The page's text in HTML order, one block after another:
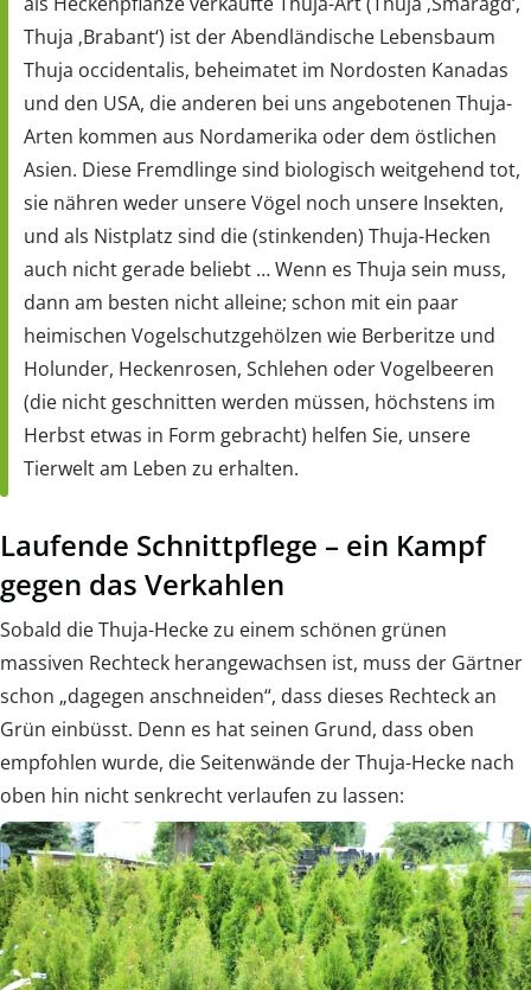
Thuja ‚Brabant‘) ist der Abendländische Lebensbaum
Thuja occidentalis, beheimatet im Nordosten Kanadas
und den USA, die anderen bei uns angebotenen Thuja-
Arten kommen aus Nordamerika oder dem östlichen
Asien. Diese Fremdlinge sind biologisch weitgehend tot,
sie nähren weder unsere Vögel noch unsere Insekten,
und als Nistplatz sind die (stinkenden) Thuja-Hecken
auch nicht gerade beliebt … Wenn es Thuja sein muss,
dann am besten nicht alleine; schon mit ein paar
heimischen Vogelschutzgehölzen wie Berberitze und
Holunder, Heckenrosen, Schlehen oder Vogelbeeren
(die nicht geschnitten werden müssen, höchstens im
Herbst etwas in Form gebracht) helfen Sie, unsere
Tierwelt am Leben zu erhalten.
Laufende Schnittpflege – ein Kampf
gegen das Verkahlen
Sobald die Thuja-Hecke zu einem schönen grünen
massiven Rechteck herangewachsen ist, muss der Gärtner
schon „dagegen anschneiden“, dass dieses Rechteck an
Grün einbüsst. Denn es hat seinen Grund, dass oben
empfohlen wurde, die Seitenwände der Thuja-Hecke nach
oben hin nicht senkrecht verlaufen zu lassen: